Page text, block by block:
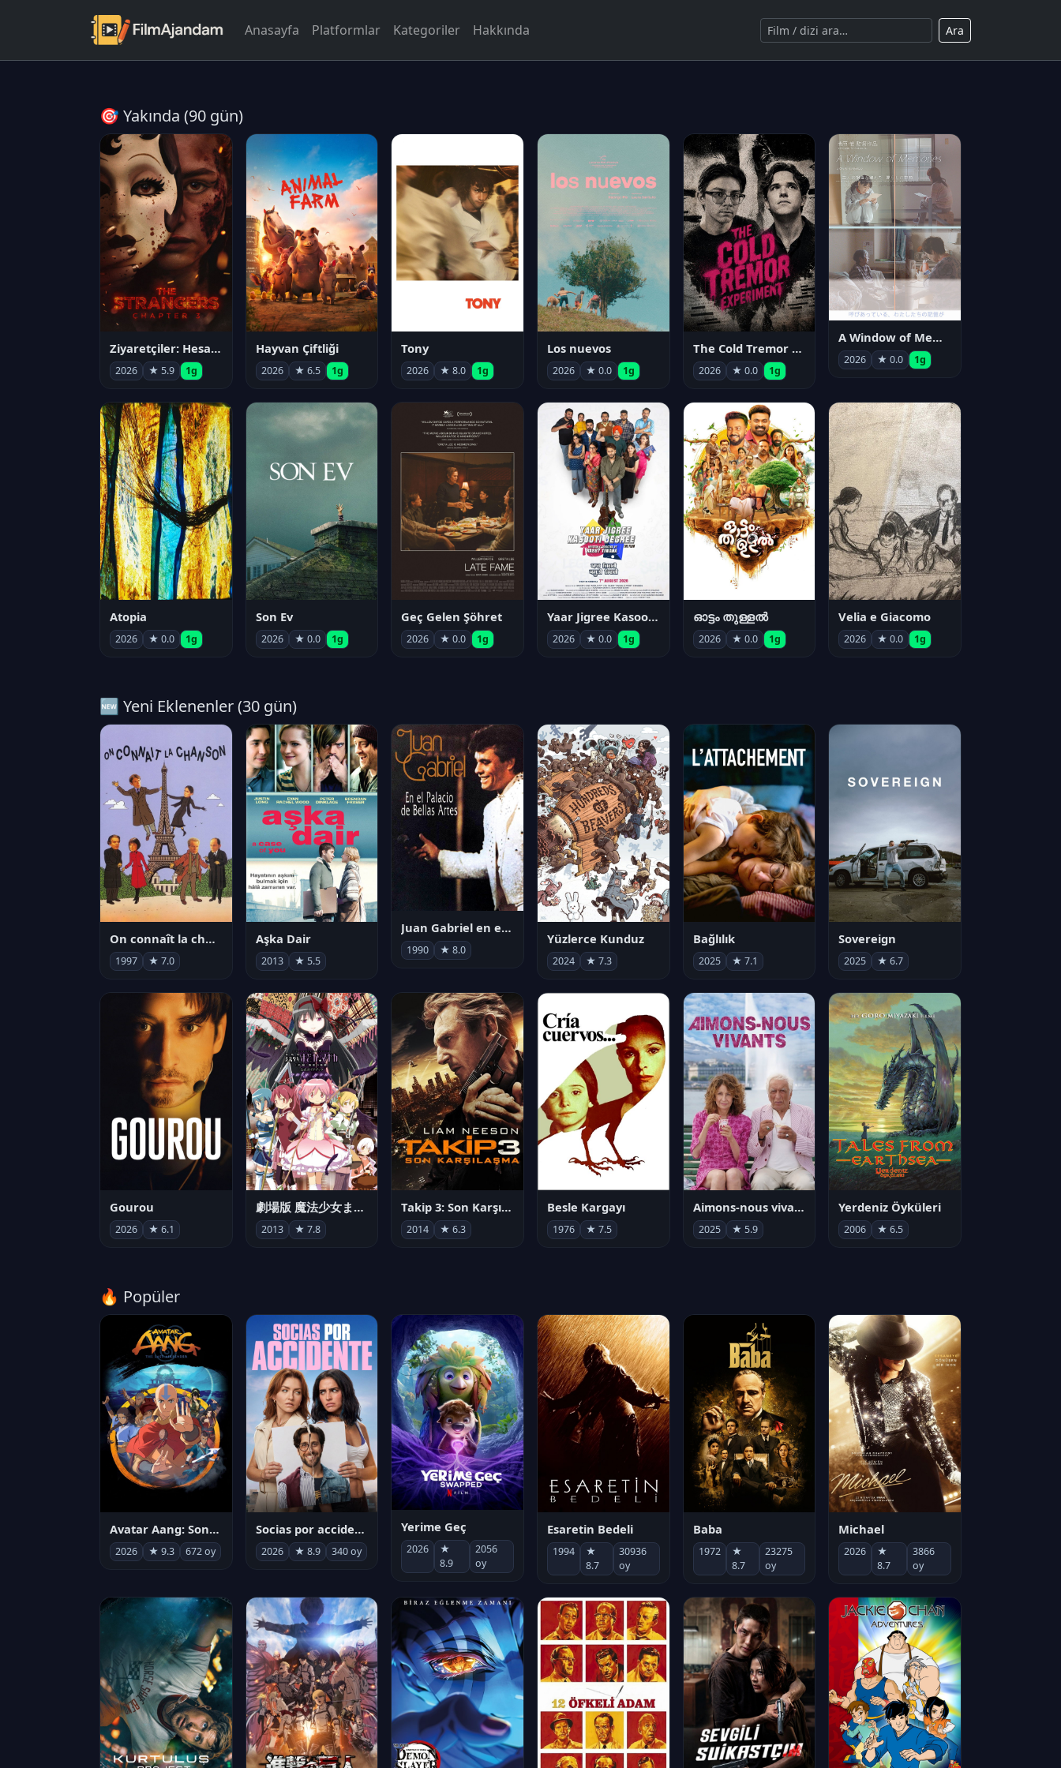
Anasayfa Platformlar Kategoriler Hakkında Ara
🎯 Yakında (90 gün)
Ziyaretçiler: Hesaplaşma
2026 ★ 5.9 1g
Hayvan Çiftliği
2026 ★ 6.5 1g
Tony
2026 ★ 8.0 1g
Los nuevos
2026 ★ 0.0 1g
The Cold Tremor Experiment
2026 ★ 0.0 1g
A Window of Memories
2026 ★ 0.0 1g
Atopia
2026 ★ 0.0 1g
Son Ev
2026 ★ 0.0 1g
Geç Gelen Şöhret
2026 ★ 0.0 1g
Yaar Jigree Kasooti Degree
2026 ★ 0.0 1g
ഓട്ടം തുള്ളൽ
2026 ★ 0.0 1g
Velia e Giacomo
2026 ★ 0.0 1g
🆕 Yeni Eklenenler (30 gün)
On connaît la chanson
1997 ★ 7.0
Aşka Dair
2013 ★ 5.5
Juan Gabriel en el Palacio de Bellas Artes
1990 ★ 8.0
Yüzlerce Kunduz
2024 ★ 7.3
Bağlılık
2025 ★ 7.1
Sovereign
2025 ★ 6.7
Gourou
2026 ★ 6.1
劇場版 魔法少女まどか☆マギカ[新編]叛逆の物語
2013 ★ 7.8
Takip 3: Son Karşılaşma
2014 ★ 6.3
Besle Kargayı
1976 ★ 7.5
Aimons-nous vivants
2025 ★ 5.9
Yerdeniz Öyküleri
2006 ★ 6.5
🔥 Popüler
Avatar Aang: Son Havabükücü
2026 ★ 9.3 672 oy
Socias por accidente
2026 ★ 8.9 340 oy
Yerime Geç
2026
★
8.9
2056
oy
Esaretin Bedeli
1994
★
8.7
30936
oy
Baba
1972
★
8.7
23275
oy
Michael
2026
★
8.7
3866
oy